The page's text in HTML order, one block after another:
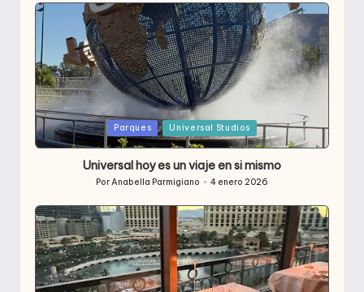
Publicada
en
Parques Universal Studios
Universal hoy es un viaje en si mismo
Publicado
PorAnabella Parmigiano 4 enero 2026